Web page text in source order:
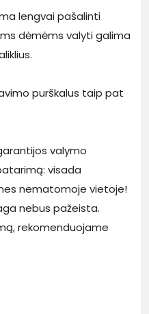
lengvai pašalinti
dėmėms valyti galima
purškalus taip pat
valymo
visada
nematomoje vietoje!
nebus pažeista.
rekomenduojame